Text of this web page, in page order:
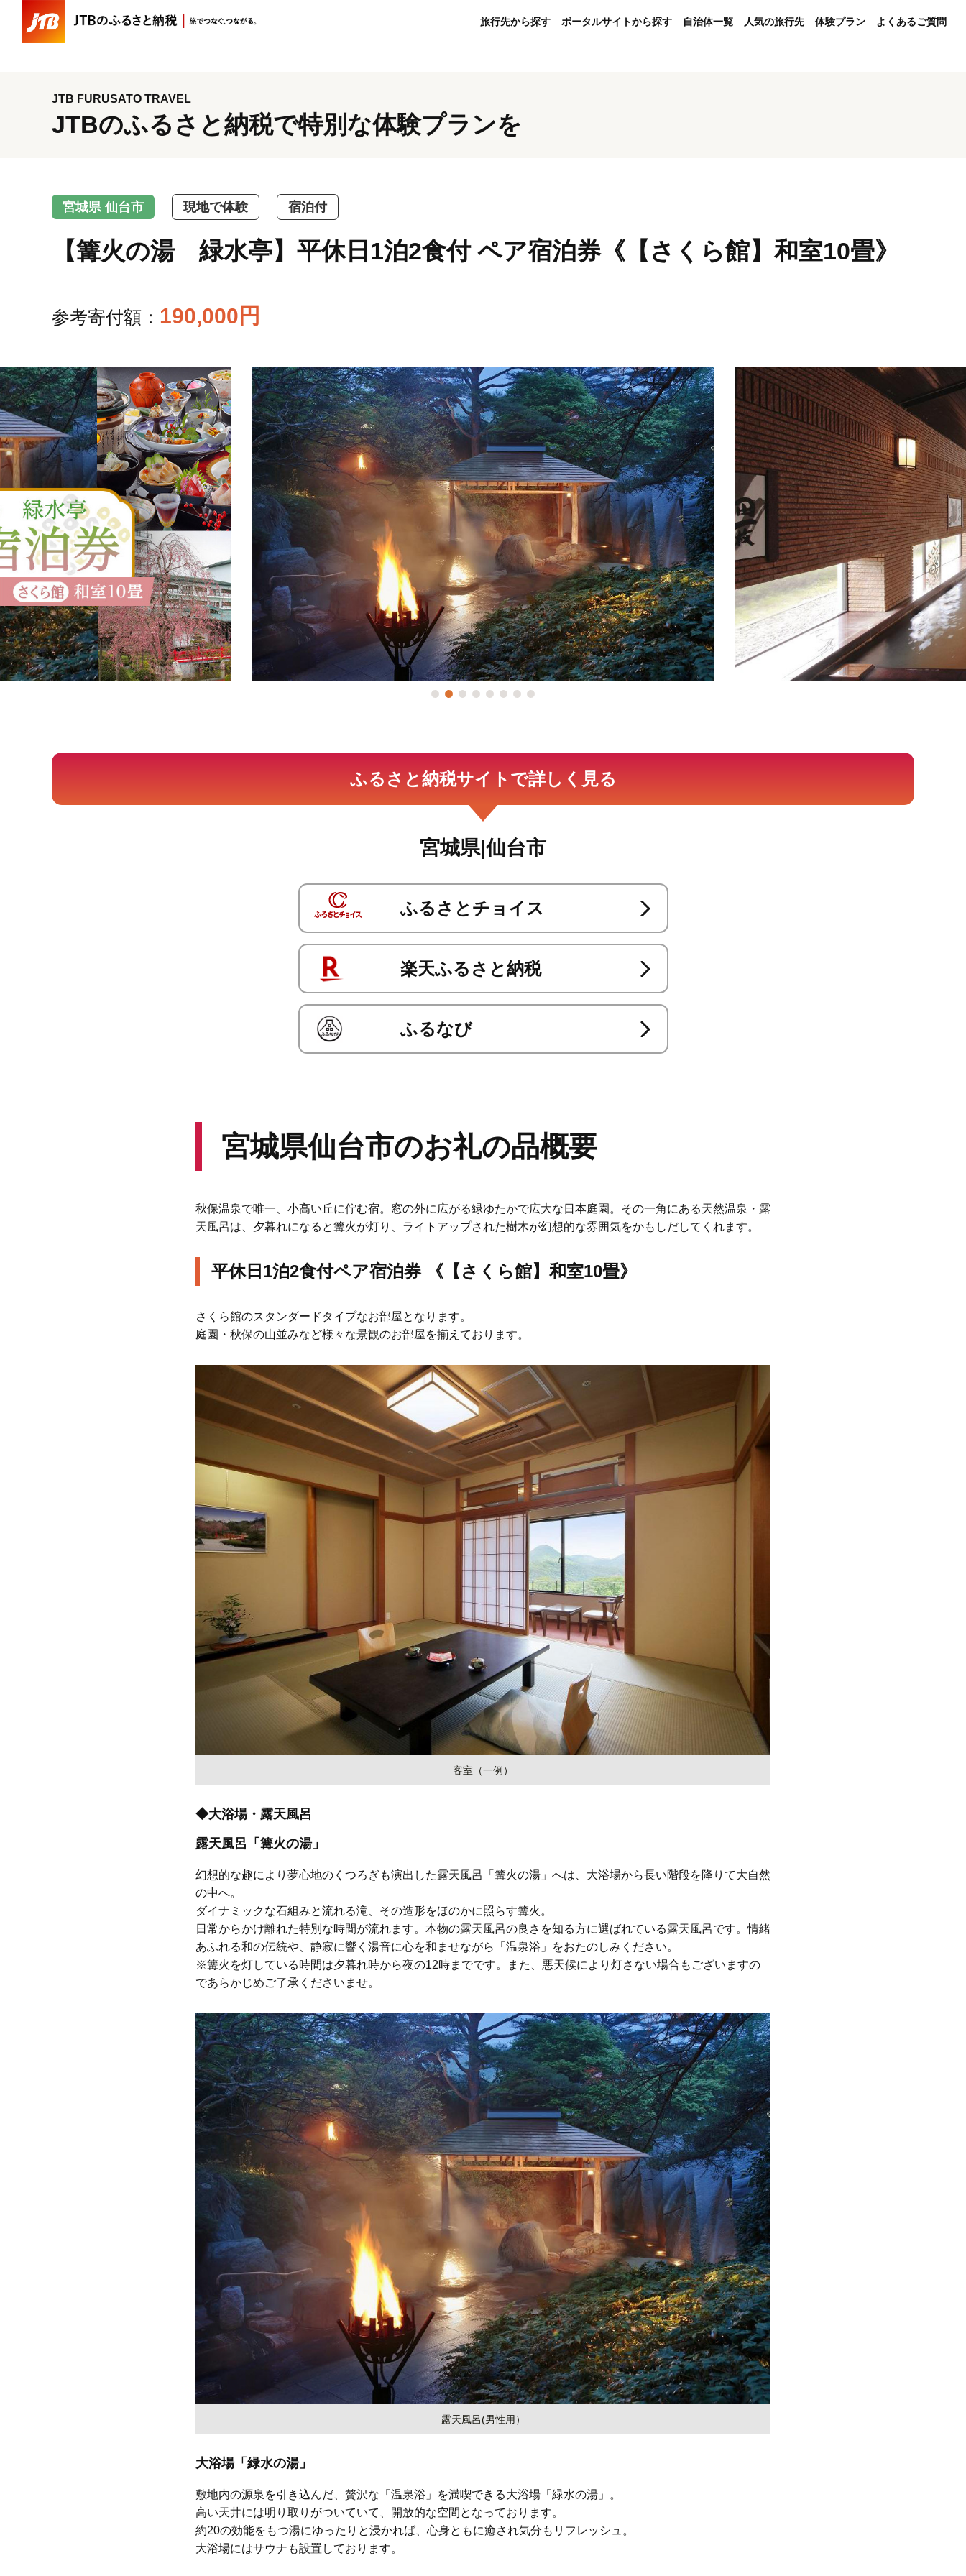
旅行先から探す ポータルサイトから探す 自治体一覧 人気の旅行先 体験プラン よくあるご質問
JTB FURUSATO TRAVEL
JTBのふるさと納税で特別な体験プランを
宮城県 仙台市 現地で体験 宿泊付
【篝火の湯 緑水亭】平休日1泊2食付 ペア宿泊券《【さくら館】和室10畳》
参考寄付額： 190,000円
ふるさと納税サイトで詳しく見る
宮城県|仙台市
ふるさとチョイス
楽天ふるさと納税
ふるなび
宮城県仙台市のお礼の品概要
秋保温泉で唯一、小高い丘に佇む宿。窓の外に広がる緑ゆたかで広大な日本庭園。その一角にある天然温泉・露
天風呂は、夕暮れになると篝火が灯り、ライトアップされた樹木が幻想的な雰囲気をかもしだしてくれます。
平休日1泊2食付ペア宿泊券 《【さくら館】和室10畳》
さくら館のスタンダードタイプなお部屋となります。
庭園・秋保の山並みなど様々な景観のお部屋を揃えております。
客室（一例）
◆大浴場・露天風呂
露天風呂「篝火の湯」
幻想的な趣により夢心地のくつろぎも演出した露天風呂「篝火の湯」へは、大浴場から長い階段を降りて大自然
の中へ。
ダイナミックな石組みと流れる滝、その造形をほのかに照らす篝火。
日常からかけ離れた特別な時間が流れます。本物の露天風呂の良さを知る方に選ばれている露天風呂です。情緒
あふれる和の伝統や、静寂に響く湯音に心を和ませながら「温泉浴」をおたのしみください。
※篝火を灯している時間は夕暮れ時から夜の12時までです。また、悪天候により灯さない場合もございますの
であらかじめご了承くださいませ。
露天風呂(男性用）
大浴場「緑水の湯」
敷地内の源泉を引き込んだ、贅沢な「温泉浴」を満喫できる大浴場「緑水の湯」。
高い天井には明り取りがついていて、開放的な空間となっております。
約20の効能をもつ湯にゆったりと浸かれば、心身ともに癒され気分もリフレッシュ。
大浴場にはサウナも設置しております。